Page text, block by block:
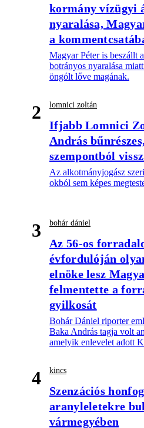
kormány vízügyi
nyaralása,
a
Magyar Péter is beszállt
botrányos nyaralása
öngólt lőve magának.
2 lomnici zoltán
Ifjabb Lomnici
András
szempontból
Az alkotmányjogász
okból sem képes
3 bohár dániel
Az 56-os
évfordulóján
elnöke lesz
felmentette a
gyilkosát
Bohár Dániel riporter
Baka András tagja volt
amelyik enlevelet adott
4 kincs
Szenzációs
aranyleletekre
vármegyében